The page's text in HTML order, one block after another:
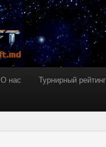
О нас Турнирный рейтинг